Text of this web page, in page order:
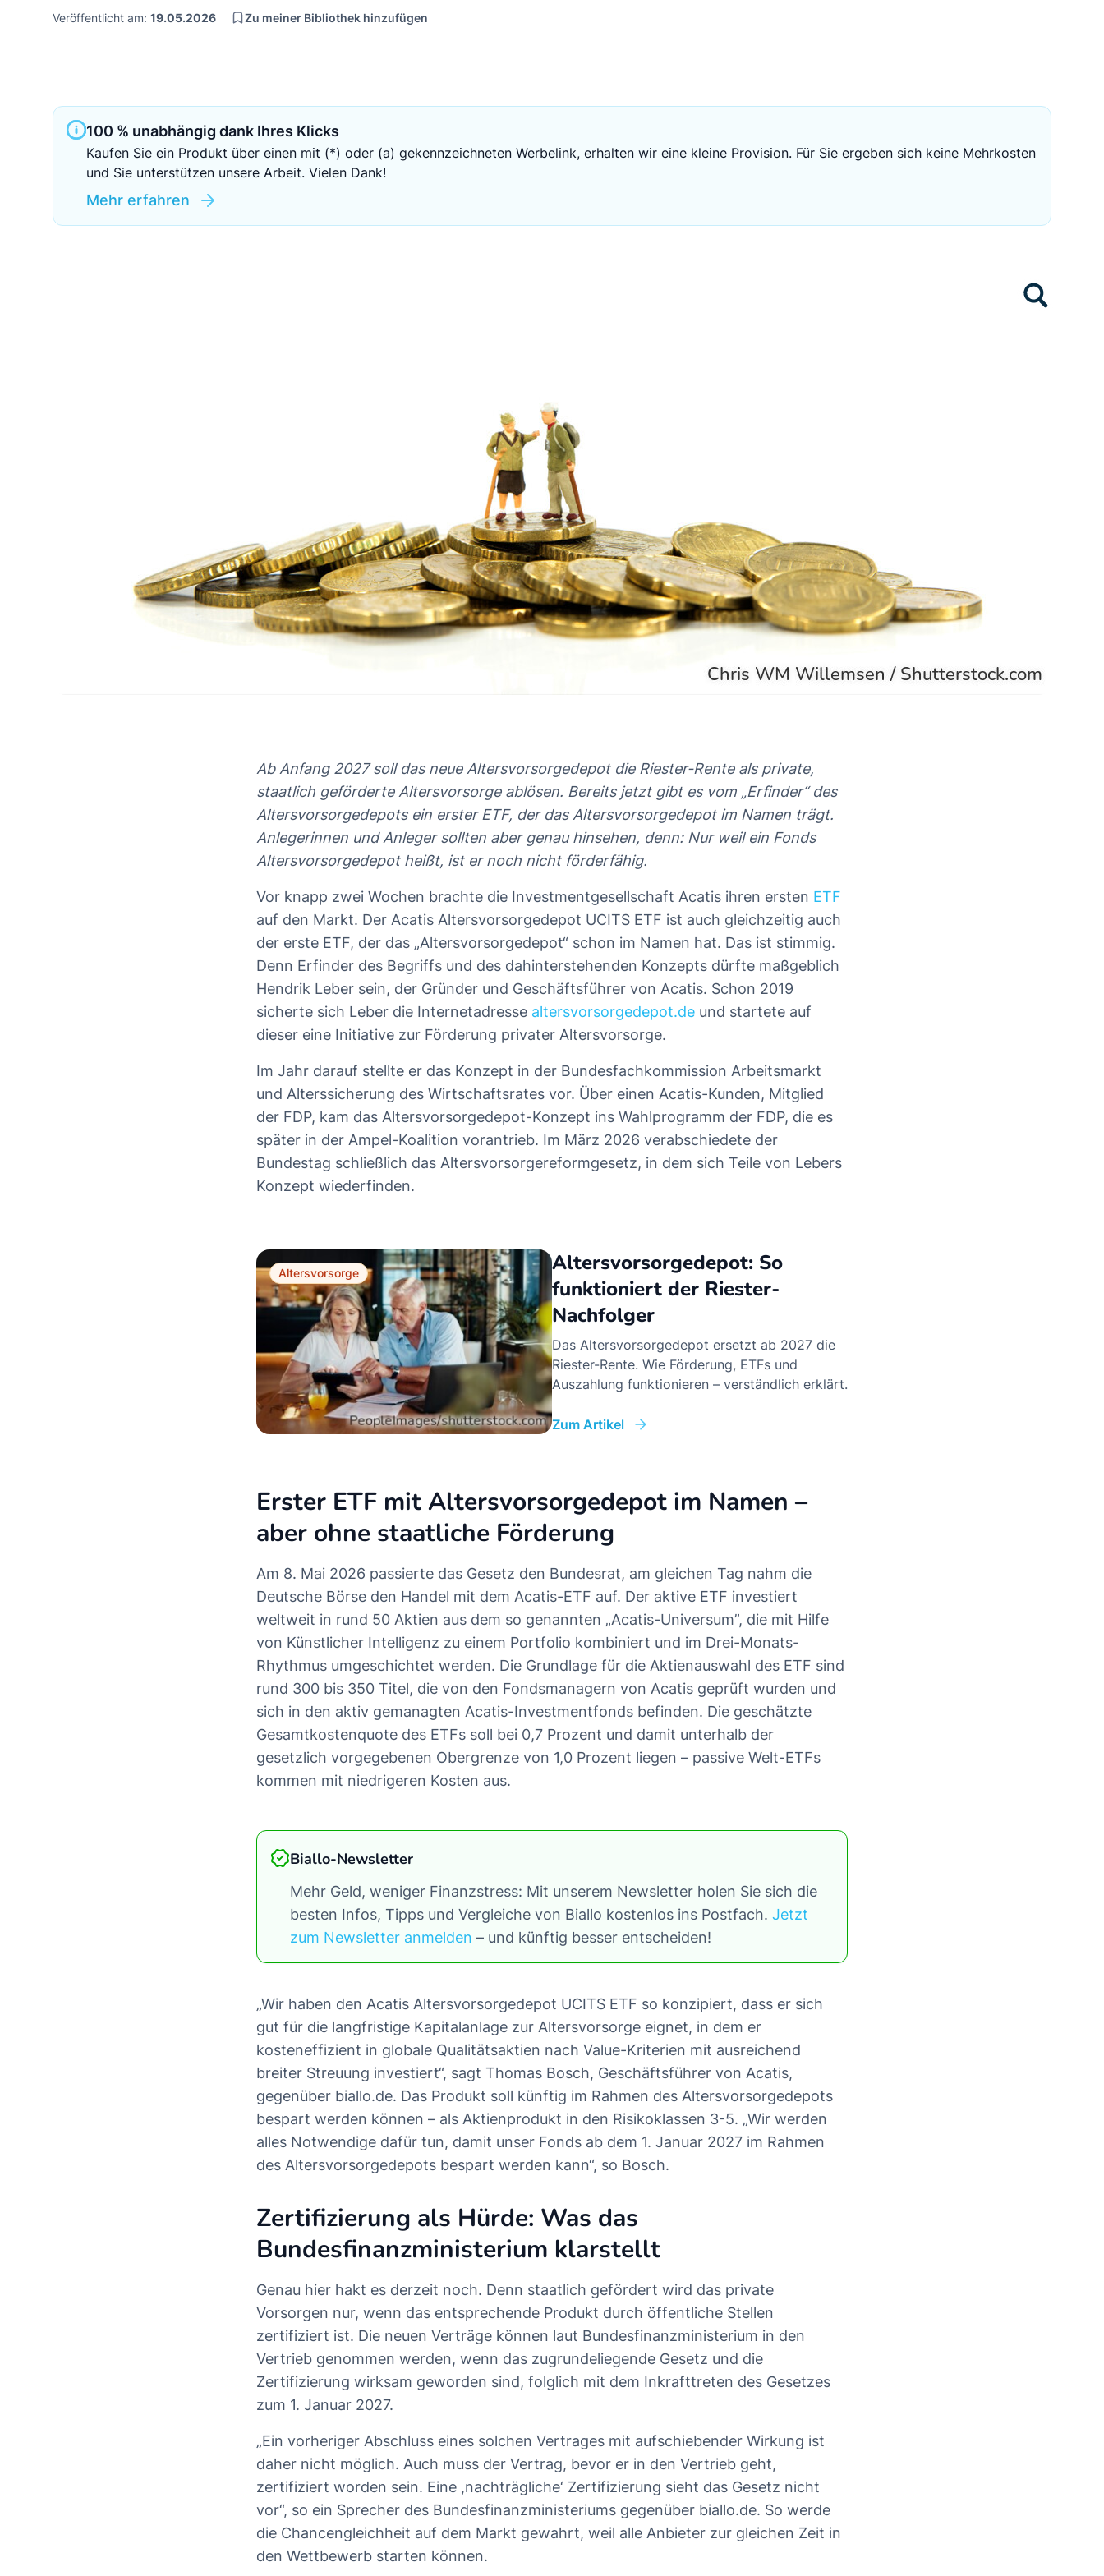
EZB-Leitzins
Veröffentlicht am: 19.05.2026 Zu meiner Bibliothek hinzufügen
100 % unabhängig dank Ihres Klicks
Kaufen Sie ein Produkt über einen mit (*) oder (a) gekennzeichneten Werbelink, erhalten wir eine kleine Provision. Für Sie ergeben sich keine Mehrkosten
und Sie unterstützen unsere Arbeit. Vielen Dank!
Mehr erfahren
Ab Anfang 2027 soll das neue Altersvorsorgedepot die Riester-Rente als private,
staatlich geförderte Altersvorsorge ablösen. Bereits jetzt gibt es vom „Erfinder“ des
Altersvorsorgedepots ein erster ETF, der das Altersvorsorgedepot im Namen trägt.
Anlegerinnen und Anleger sollten aber genau hinsehen, denn: Nur weil ein Fonds
Altersvorsorgedepot heißt, ist er noch nicht förderfähig.
Vor knapp zwei Wochen brachte die Investmentgesellschaft Acatis ihren ersten ETF
auf den Markt. Der Acatis Altersvorsorgedepot UCITS ETF ist auch gleichzeitig auch
der erste ETF, der das „Altersvorsorgedepot“ schon im Namen hat. Das ist stimmig.
Denn Erfinder des Begriffs und des dahinterstehenden Konzepts dürfte maßgeblich
Hendrik Leber sein, der Gründer und Geschäftsführer von Acatis. Schon 2019
sicherte sich Leber die Internetadresse altersvorsorgedepot.de und startete auf
dieser eine Initiative zur Förderung privater Altersvorsorge.
Im Jahr darauf stellte er das Konzept in der Bundesfachkommission Arbeitsmarkt
und Alterssicherung des Wirtschaftsrates vor. Über einen Acatis-Kunden, Mitglied
der FDP, kam das Altersvorsorgedepot-Konzept ins Wahlprogramm der FDP, die es
später in der Ampel-Koalition vorantrieb. Im März 2026 verabschiedete der
Bundestag schließlich das Altersvorsorgereformgesetz, in dem sich Teile von Lebers
Konzept wiederfinden.
Altersvorsorge
Altersvorsorgedepot: So
funktioniert der Riester-
Nachfolger
Das Altersvorsorgedepot ersetzt ab 2027 die
Riester-Rente. Wie Förderung, ETFs und
Auszahlung funktionieren – verständlich erklärt.
Zum Artikel
Erster ETF mit Altersvorsorgedepot im Namen –
aber ohne staatliche Förderung
Am 8. Mai 2026 passierte das Gesetz den Bundesrat, am gleichen Tag nahm die
Deutsche Börse den Handel mit dem Acatis-ETF auf. Der aktive ETF investiert
weltweit in rund 50 Aktien aus dem so genannten „Acatis-Universum”, die mit Hilfe
von Künstlicher Intelligenz zu einem Portfolio kombiniert und im Drei-Monats-
Rhythmus umgeschichtet werden. Die Grundlage für die Aktienauswahl des ETF sind
rund 300 bis 350 Titel, die von den Fondsmanagern von Acatis geprüft wurden und
sich in den aktiv gemanagten Acatis-Investmentfonds befinden. Die geschätzte
Gesamtkostenquote des ETFs soll bei 0,7 Prozent und damit unterhalb der
gesetzlich vorgegebenen Obergrenze von 1,0 Prozent liegen – passive Welt-ETFs
kommen mit niedrigeren Kosten aus.
Biallo-Newsletter
Mehr Geld, weniger Finanzstress: Mit unserem Newsletter holen Sie sich die
besten Infos, Tipps und Vergleiche von Biallo kostenlos ins Postfach. Jetzt
zum Newsletter anmelden – und künftig besser entscheiden!
„Wir haben den Acatis Altersvorsorgedepot UCITS ETF so konzipiert, dass er sich
gut für die langfristige Kapitalanlage zur Altersvorsorge eignet, in dem er
kosteneffizient in globale Qualitätsaktien nach Value-Kriterien mit ausreichend
breiter Streuung investiert“, sagt Thomas Bosch, Geschäftsführer von Acatis,
gegenüber biallo.de. Das Produkt soll künftig im Rahmen des Altersvorsorgedepots
bespart werden können – als Aktienprodukt in den Risikoklassen 3-5. „Wir werden
alles Notwendige dafür tun, damit unser Fonds ab dem 1. Januar 2027 im Rahmen
des Altersvorsorgedepots bespart werden kann“, so Bosch.
Zertifizierung als Hürde: Was das
Bundesfinanzministerium klarstellt
Genau hier hakt es derzeit noch. Denn staatlich gefördert wird das private
Vorsorgen nur, wenn das entsprechende Produkt durch öffentliche Stellen
zertifiziert ist. Die neuen Verträge können laut Bundesfinanzministerium in den
Vertrieb genommen werden, wenn das zugrundeliegende Gesetz und die
Zertifizierung wirksam geworden sind, folglich mit dem Inkrafttreten des Gesetzes
zum 1. Januar 2027.
„Ein vorheriger Abschluss eines solchen Vertrages mit aufschiebender Wirkung ist
daher nicht möglich. Auch muss der Vertrag, bevor er in den Vertrieb geht,
zertifiziert worden sein. Eine ,nachträgliche‘ Zertifizierung sieht das Gesetz nicht
vor“, so ein Sprecher des Bundesfinanzministeriums gegenüber biallo.de. So werde
die Chancengleichheit auf dem Markt gewahrt, weil alle Anbieter zur gleichen Zeit in
den Wettbewerb starten können.